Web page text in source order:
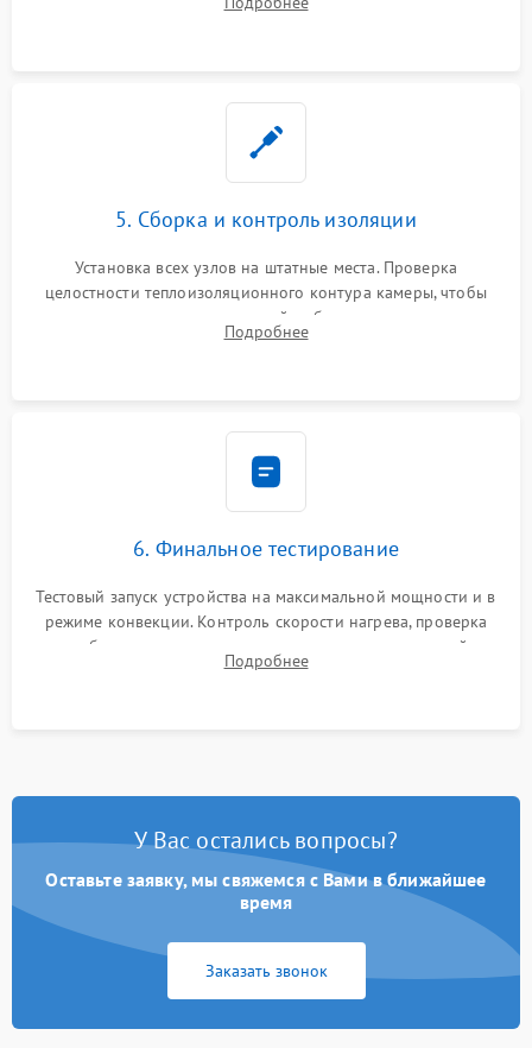
выгоревших реле, восстановление контактов и замена
5. Сборка и контроль изоляции
Установка всех узлов на штатные места. Проверка
целостности теплоизоляционного контура камеры, чтобы
исключить перегрев кухонной мебели и потерю тепла.
Надежная фиксация клемм и сборка корпуса шкафа.
Подробнее
6. Финальное тестирование
Тестовый запуск устройства на максимальной мощности и в
режиме конвекции. Контроль скорости нагрева, проверка
срабатывания термостата при достижении заданной
температуры и тест на отсутствие утечек тока.
Подробнее
У Вас остались вопросы?
Оставьте заявку, мы свяжемся с Вами в ближайшее
время
Заказать звонок